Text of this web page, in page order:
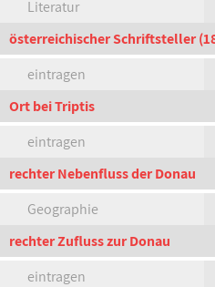
Literatur
österreichischer Schriftsteller
eintragen
Ort bei Triptis
eintragen
rechter Nebenfluss der Donau
Geographie
rechter Zufluss zur Donau
eintragen